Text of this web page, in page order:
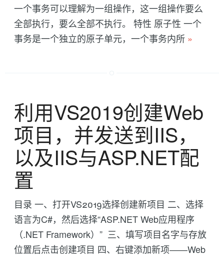
一个事务可以理解为一组操作，这一组操作要么
全部执行，要么全部不执行。 特性 原子性 一个
事务是一个独立的原子单元，一个事务内所 »
利用VS2019创建Web
项目，并发送到IIS，
以及IIS与ASP.NET配
置
目录 一、打开VS2019选择创建新项目 二、选择
语言为C#，然后选择“ASP.NET Web应用程序
（.NET Framework）” 三、填写项目名字与存放
位置后点击创建项目 四、右键添加新项——Web